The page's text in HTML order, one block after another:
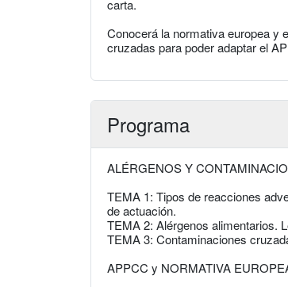
carta.
Conocerá la normativa europea y
cruzadas para poder adaptar el
Programa
ALÉRGENOS Y
TEMA 1: Tipos de reacciones
de actuación.
TEMA 2: Alérgenos alimentarios.
TEMA 3: Contaminaciones
APPCC y NORMATIVA